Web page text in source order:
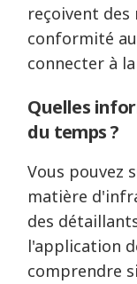
reçoivent des
conformité
connecter à
Quelles
du temps ?
Vous pouvez
matière
des
l'application
comprendre